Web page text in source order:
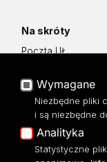
Na skróty
Poczta UŁ
Portal Pracowniczy
Baza Aktów
Platforma e-
Moodle
Eksperci UŁ
Wymagane
Niezbędne pliki
i są niezbędne
Analityka
Statystyczne